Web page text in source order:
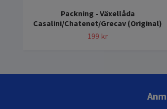
Packning - Växellåda
Casalini/Chatenet/Grecav (Original)
199 kr